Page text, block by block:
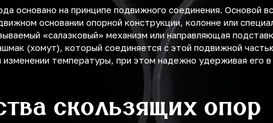
основано на принципе подвижного соединения. Основой
основании опорной конструкции, колонне или
«салазковый» механизм или направляющая
(хомут), который соединяется с этой подвижной
температуры, при этом надежно удерживая его
скользящих опор